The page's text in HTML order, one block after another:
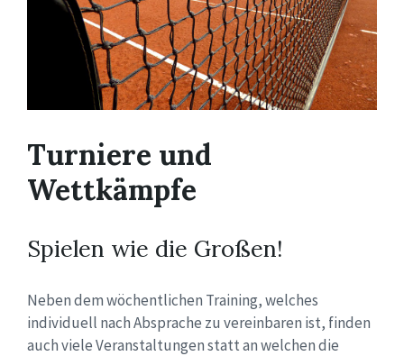
Turniere und
Wettkämpfe
Spielen wie die Großen!
Neben dem wöchentlichen Training, welches
individuell nach Absprache zu vereinbaren ist, finden
auch viele Veranstaltungen statt an welchen die